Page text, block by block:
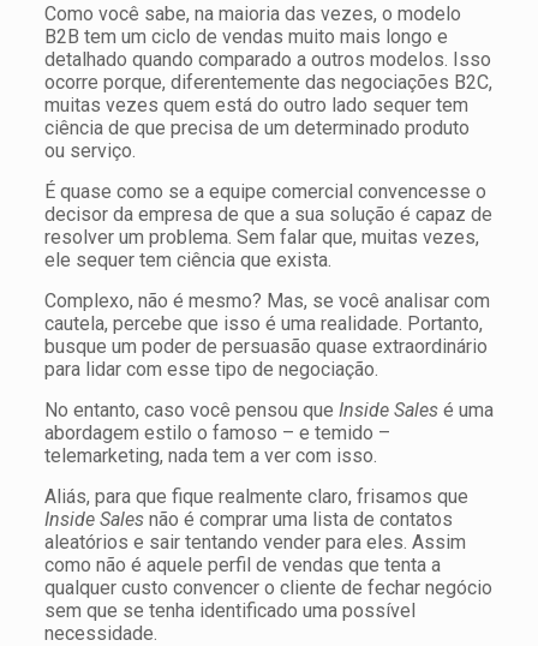
Como você sabe, na maioria das vezes, o modelo
B2B tem um ciclo de vendas muito mais longo e
detalhado quando comparado a outros modelos. Isso
ocorre porque, diferentemente das negociações B2C,
muitas vezes quem está do outro lado sequer tem
ciência de que precisa de um determinado produto
ou serviço.
É quase como se a equipe comercial convencesse o
decisor da empresa de que a sua solução é capaz de
resolver um problema. Sem falar que, muitas vezes,
ele sequer tem ciência que exista.
Complexo, não é mesmo? Mas, se você analisar com
cautela, percebe que isso é uma realidade. Portanto,
busque um poder de persuasão quase extraordinário
para lidar com esse tipo de negociação.
No entanto, caso você pensou que Inside Salesé uma
abordagem estilo o famoso – e temido –
telemarketing, nada tem a ver com isso.
Aliás, para que fique realmente claro, frisamos que
Inside Salesnão é comprar uma lista de contatos
aleatórios e sair tentando vender para eles. Assim
como não é aquele perfil de vendas que tenta a
qualquer custo convencer o cliente de fechar negócio
sem que se tenha identificado uma possível
necessidade.